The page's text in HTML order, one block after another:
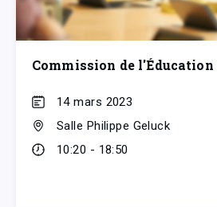
Commission de l'Éducation
14 mars 2023
Salle Philippe Geluck
10:20 - 18:50